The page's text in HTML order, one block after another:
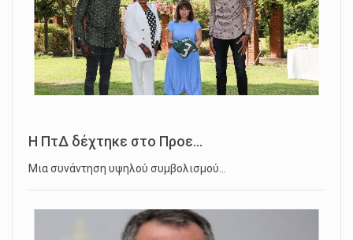
Η ΠτΔ δέχτηκε στο Προε...
Μια συνάντηση υψηλού συμβολισμού…